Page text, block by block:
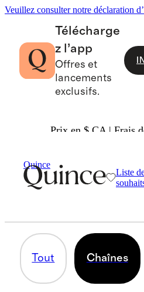
Veuillez consulter notre déclaration
Télécharge
z l’app
Offres et
lancements
exclusifs.
Prix en $ CA | Frais
Quince
Liste
Tout Chaînes